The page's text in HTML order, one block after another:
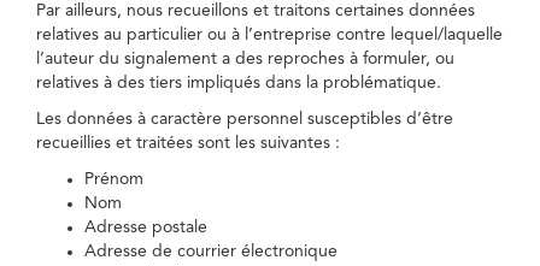
Par ailleurs, nous recueillons et traitons certaines données
relatives au particulier ou à l’entreprise contre lequel/laquelle
l’auteur du signalement a des reproches à formuler, ou
relatives à des tiers impliqués dans la problématique.
Les données à caractère personnel susceptibles d’être
recueillies et traitées sont les suivantes :
Prénom
Nom
Adresse postale
Adresse de courrier électronique